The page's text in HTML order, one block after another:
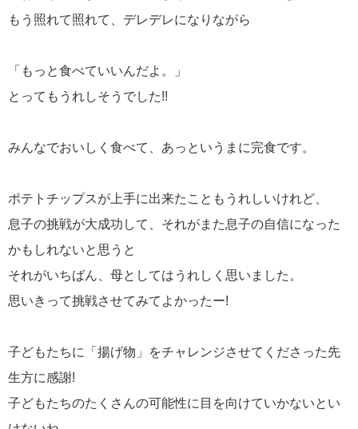
もう照れて照れて、デレデレになりながら
「もっと食べていいんだよ。」
とってもうれしそうでした!!
みんなでおいしく食べて、あっというまに完食です。
ポテトチップスが上手に出来たこともうれしいけれど、
息子の挑戦が大成功して、それがまた息子の自信になった
かもしれないと思うと
それがいちばん、母としてはうれしく思いました。
思いきって挑戦させてみてよかったー!
子どもたちに「揚げ物」をチャレンジさせてくださった先
生方に感謝!
子どもたちのたくさんの可能性に目を向けていかないとい